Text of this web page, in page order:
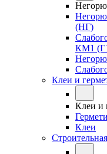
(НГ)
КМ1
Клеи и
Клеи и
Клеи